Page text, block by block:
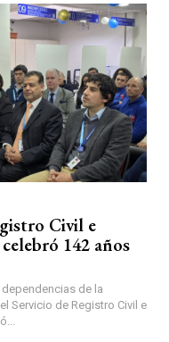
Civil e
142 años
de la
Servicio de Registro Civil e